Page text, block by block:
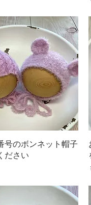
イックビュー
号のボンネット帽子
ださい